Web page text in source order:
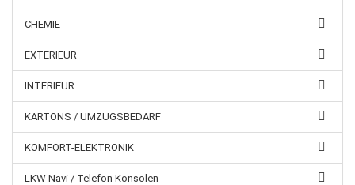
CHEMIE
EXTERIEUR
INTERIEUR
KARTONS / UMZUGSBEDARF
KOMFORT-ELEKTRONIK
LKW Navi / Telefon Konsolen